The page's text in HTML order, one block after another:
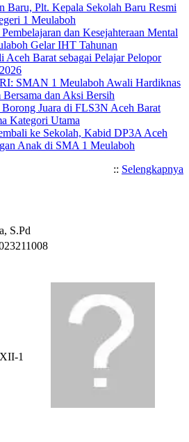
Baru, Plt. Kepala Sekolah Baru Resmi
1 Meulaboh
dan Kesejahteraan Mental
Gelar IHT Tahunan
Barat sebagai Pelajar Pelopor
SMAN 1 Meulaboh Awali Hardiknas
Bersama dan Aksi Bersih
Juara di FLS3N Aceh Barat
Kategori Utama
ke Sekolah, Kabid DP3A Aceh
Anak di SMA 1 Meulaboh
:: Selengkapnya
S.Pd
1